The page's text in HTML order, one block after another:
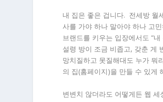
내 집은 좋은 겁니다. 전세방 월
사를 가야 하나 말아야 하나 고
브랜드를 키우는 입장에서도 “
설령 방이 조금 비좁고, 갖춘 게
망치질하고 못질해대도 누가 뭐
의 집(홈페이지)을 만들 수 있게
변변치 않더라도 어떻게든 웹